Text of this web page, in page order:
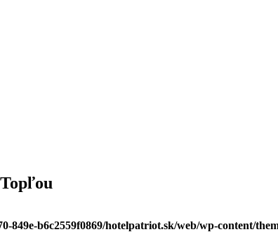
849e-b6c2559f0869/hotelpatriot.sk/web/wp-content/